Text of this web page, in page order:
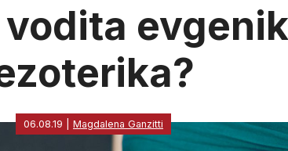
06.08.19 Magdalena Ganzitti